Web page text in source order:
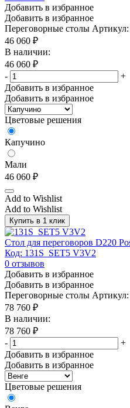
Добавить в избранное
Добавить в избранное
Переговорные столы
46 060 ₽
В наличии:
46 060 ₽
-
+
Добавить в избранное
Добавить в избранное
Цветовые решения
Капучино
Мали
46 060 ₽
Add to Wishlist
Add to Wishlist
Купить в 1 клик
Стол для переговоров D220
Код: 131S_SET5 V3V2
0 отзывов
Добавить в избранное
Добавить в избранное
Переговорные столы
78 760 ₽
В наличии:
78 760 ₽
-
+
Добавить в избранное
Добавить в избранное
Цветовые решения